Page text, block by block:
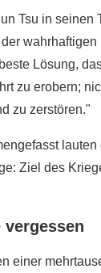
Tsu in seinen
Lösung,
zu erobern;
zu zerstören."
Ziel des
einer